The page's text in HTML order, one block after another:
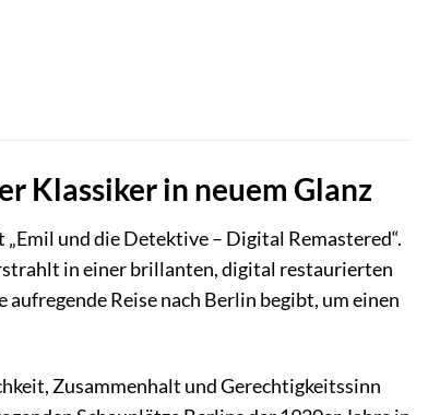
Klassiker in neuem Glanz
und die Detektive – Digital Remastered“.
in einer brillanten, digital restaurierten
Reise nach Berlin begibt, um einen
Zusammenhalt und Gerechtigkeitssinn